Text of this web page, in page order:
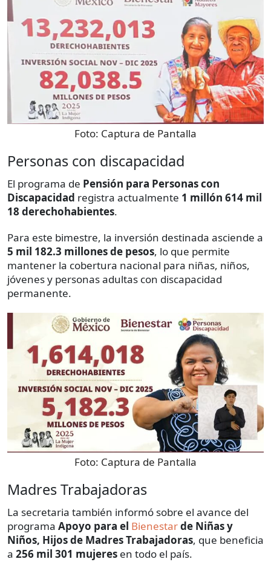
Foto: Captura de Pantalla
Personas con discapacidad
El programa de Pensión para Personas con
Discapacidad registra actualmente 1 millón 614 mil
18 derechohabientes.
Para este bimestre, la inversión destinada asciende a
5 mil 182.3 millones de pesos, lo que permite
mantener la cobertura nacional para niñas, niños,
jóvenes y personas adultas con discapacidad
permanente.
Foto: Captura de Pantalla
Madres Trabajadoras
La secretaria también informó sobre el avance del
programa Apoyo para el Bienestarde Niñas y
Niños, Hijos de Madres Trabajadoras, que beneficia
a 256 mil 301 mujeres en todo el país.